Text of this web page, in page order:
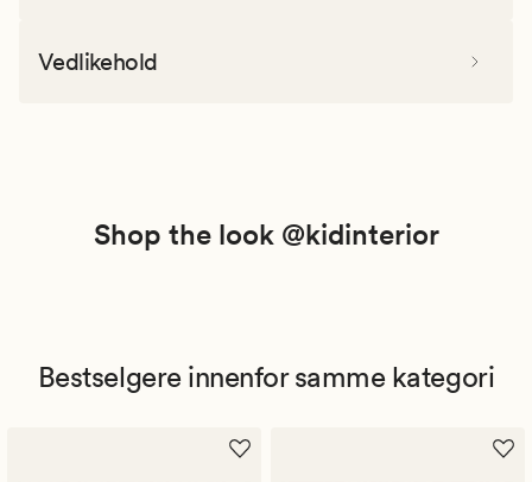
Vedlikehold
Shop the look @kidinterior
Bestselgere innenfor samme kategori